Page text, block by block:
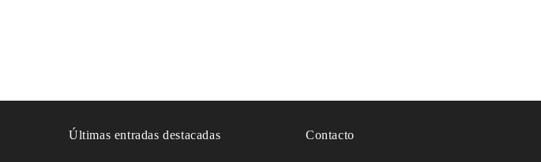
Últimas entradas destacadas Contacto